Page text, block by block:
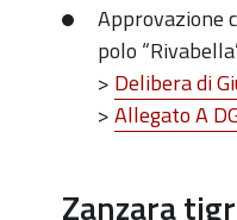
Approvazione
polo
> Delibera di
>Allegato A
Zanzara